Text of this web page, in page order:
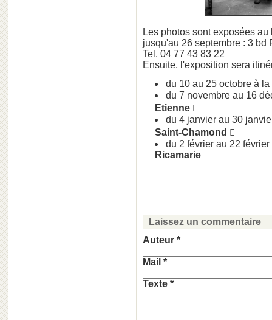
Les photos sont exposées au
jusqu'au 26 septembre : 3
Tel. 04 77 43 83 22
Ensuite, l'exposition sera
du 10 au 25 octobre à la
du 7 novembre au 16
Etienne 
du 4 janvier au 30
Saint-Chamond 
du 2 février au 22
Ricamarie
Laissez un commentaire
Auteur *
Mail *
Texte *